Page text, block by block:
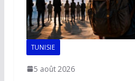
TUNISIE
5 août 2026